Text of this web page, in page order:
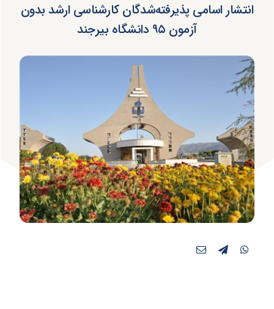
انتشار اسامی پذیرفته‌شدگان کارشناسی ارشد بدون
آزمون ۹۵ دانشگاه بیرجند